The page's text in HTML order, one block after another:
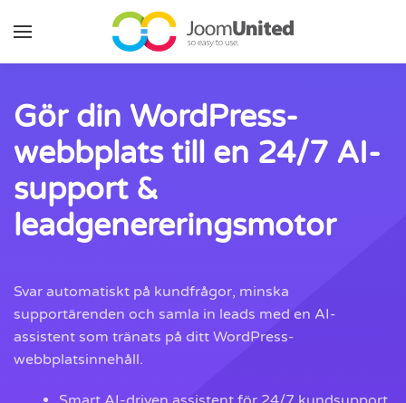
Hoppa till huvudinnehåll
Gör din WordPress-
webbplats till en 24/7 AI-
support &
leadgenereringsmotor
Svar automatiskt på kundfrågor, minska
supportärenden och samla in leads med en AI-
assistent som tränats på ditt WordPress-
webbplatsinnehåll.